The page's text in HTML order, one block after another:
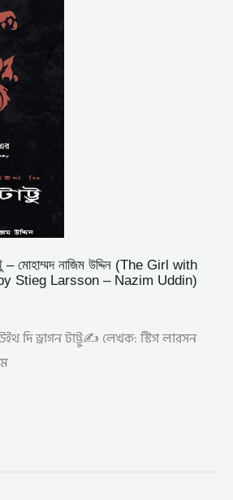
– মোহাম্মদ নাজিম উদ্দিন (The Girl with
Stieg Larsson – Nazim Uddin)
দি ড্রাগন টাট্টু✍️ লেখক: স্টিগ লারসন